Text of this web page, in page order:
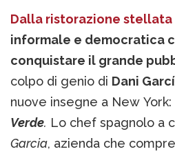
Dalla ristorazione stellata
informale e democratica
conquistare il grande
colpo di genio di Dani
nuove insegne a New York:
Verde. Lo chef spagnolo a
Garcia, azienda che